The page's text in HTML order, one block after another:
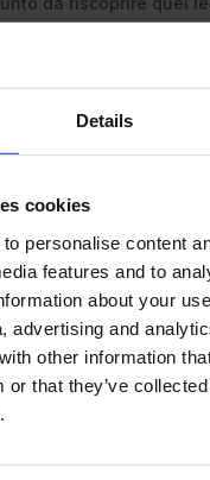
Details
cookies
personalise content
features and to
about your
advertising and
other information
or that they’ve
e l’eterna
persiste all’ombra
decadente della
è la nuova anti-diva